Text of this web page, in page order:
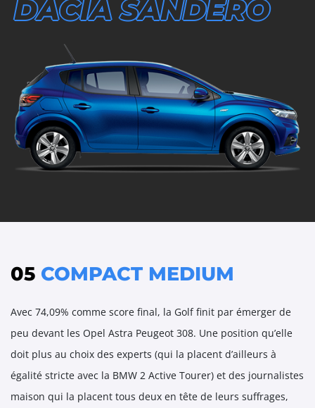
DACIA SANDERO
05 COMPACT MEDIUM
Avec 74,09% comme score final, la Golf finit par émerger de
peu devant les Opel Astra Peugeot 308. Une position qu’elle
doit plus au choix des experts (qui la placent d’ailleurs à
égalité stricte avec la BMW 2 Active Tourer) et des journalistes
maison qui la placent tous deux en tête de leurs suffrages,